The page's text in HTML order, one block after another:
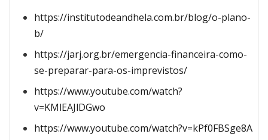
https://institutodeandhela.com.br/blog/o-plano-
b/
https://jarj.org.br/emergencia-financeira-como-
se-preparar-para-os-imprevistos/
https://www.youtube.com/watch?
v=KMlEAJlDGwo
https://www.youtube.com/watch?v=kPf0FBSge8A